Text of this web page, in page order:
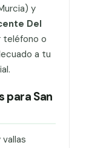
y
Del
teléfono o
a tu
para San